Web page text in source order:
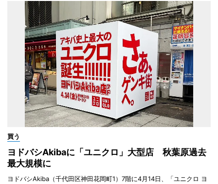
買う
ヨドバシAkibaに「ユニクロ」大型店 秋葉原過去
最大規模に
ヨドバシAkiba（千代田区神田花岡町1）7階に4月14日、「ユニクロ ヨ